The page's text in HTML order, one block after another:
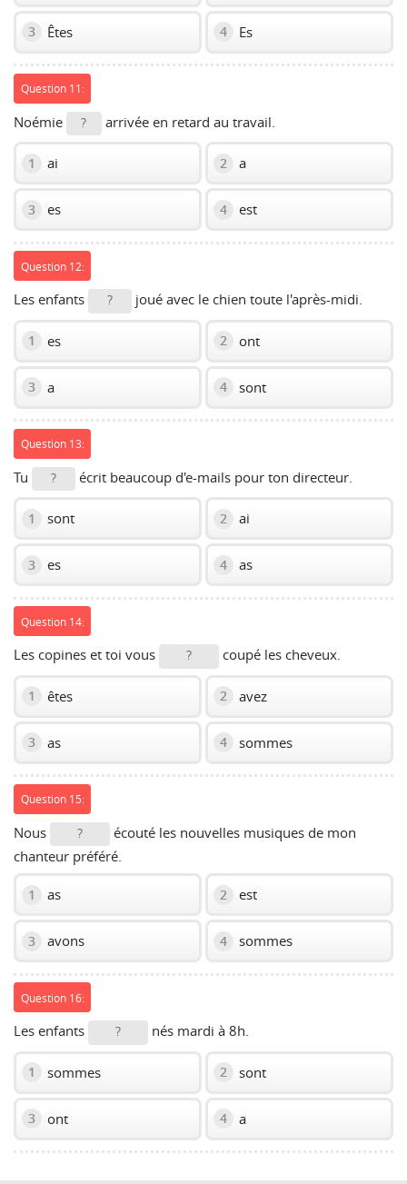
3 Êtes 4 Es
Question 11:
Noémie ? arrivée en retard au travail.
1 ai 2 a
3 es 4 est
Question 12:
Les enfants ? joué avec le chien toute l'après-midi.
1 es 2 ont
3 a 4 sont
Question 13:
Tu ? écrit beaucoup d'e-mails pour ton directeur.
1 sont 2 ai
3 es 4 as
Question 14:
Les copines et toi vous ? coupé les cheveux.
1 êtes 2 avez
3 as 4 sommes
Question 15:
Nous ?
écouté les nouvelles musiques de mon
chanteur préféré.
1 as 2 est
3 avons 4 sommes
Question 16:
Les enfants ? nés mardi à 8h.
1 sommes 2 sont
3 ont 4 a